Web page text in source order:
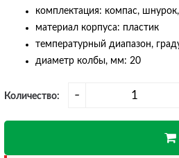
Тактические ножи
комплектация: компас,
материал корпуса: пластик
температурный диапазон,
диаметр колбы, мм: 20
Количество: -